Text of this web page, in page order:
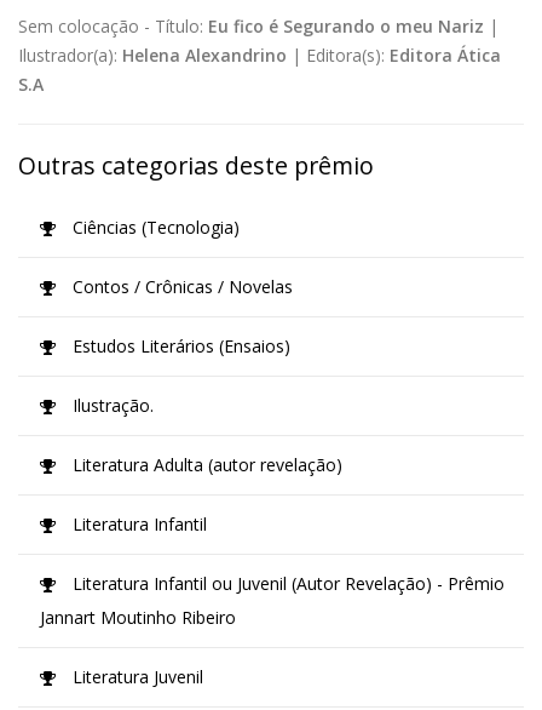
Sem colocação - Título: Eu fico é Segurando o meu Nariz |
Ilustrador(a): Helena Alexandrino | Editora(s): Editora Ática
S.A
Outras categorias deste prêmio
Ciências (Tecnologia)
Contos / Crônicas / Novelas
Estudos Literários (Ensaios)
Ilustração.
Literatura Adulta (autor revelação)
Literatura Infantil
Literatura Infantil ou Juvenil (Autor Revelação) - Prêmio
Jannart Moutinho Ribeiro
Literatura Juvenil